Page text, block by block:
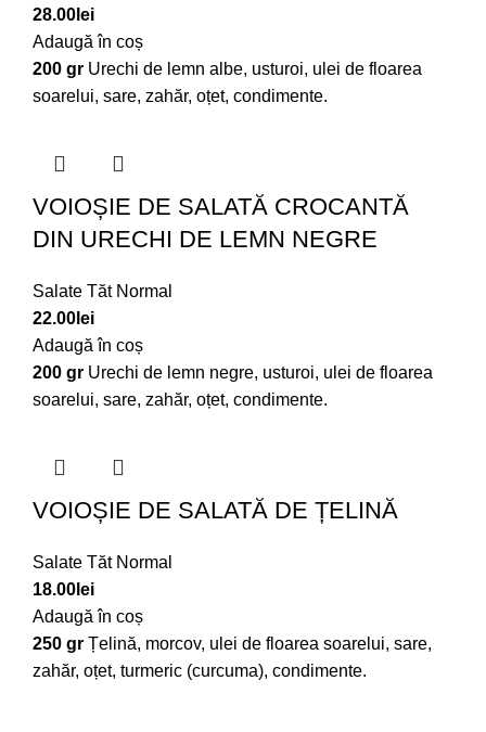
28.00 lei
Adaugă în coș
200 gr Urechi de lemn albe, usturoi, ulei de floarea
soarelui, sare, zahăr, oțet, condimente.
VOIOȘIE DE SALATĂ CROCANTĂ
DIN URECHI DE LEMN NEGRE
Salate Tăt Normal
22.00 lei
Adaugă în coș
200 gr Urechi de lemn negre, usturoi, ulei de floarea
soarelui, sare, zahăr, oțet, condimente.
VOIOȘIE DE SALATĂ DE ȚELINĂ
Salate Tăt Normal
18.00 lei
Adaugă în coș
250 gr Țelină, morcov, ulei de floarea soarelui, sare,
zahăr, oțet, turmeric (curcuma), condimente.